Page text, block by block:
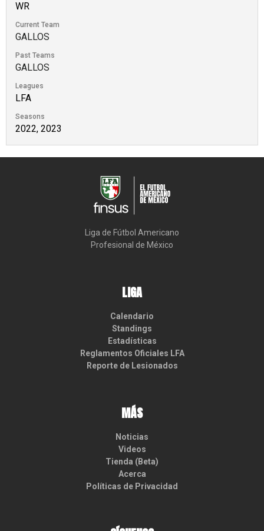
WR
Current Team
GALLOS
Past Teams
GALLOS
Leagues
LFA
Seasons
2022, 2023
Liga de Fútbol Americano
Profesional de México
LIGA
Calendario
Standings
Estadísticas
Reglamentos Oficiales LFA
Reporte de Lesionados
MÁS
Noticias
Videos
Tienda (Beta)
Acerca
Políticas de Privacidad